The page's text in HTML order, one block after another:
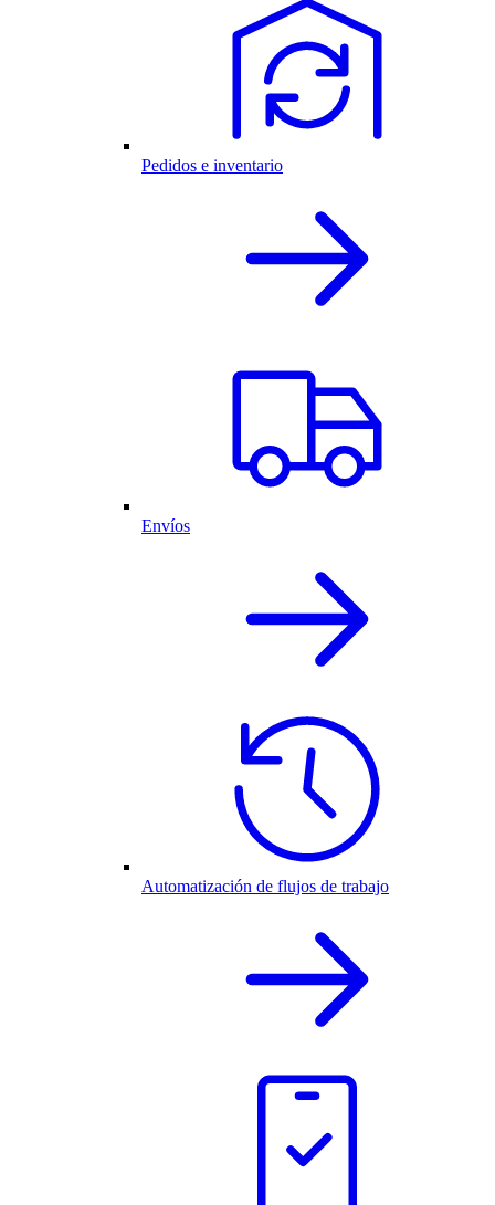
Pedidos e inventario
Envíos
Automatización de flujos de trabajo